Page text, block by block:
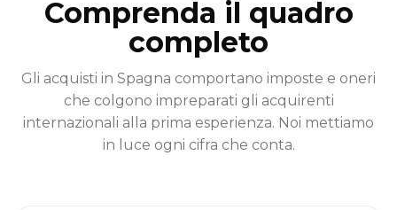
Comprenda il quadro
completo
Gli acquisti in Spagna comportano imposte e oneri
che colgono impreparati gli acquirenti
internazionali alla prima esperienza. Noi mettiamo
in luce ogni cifra che conta.